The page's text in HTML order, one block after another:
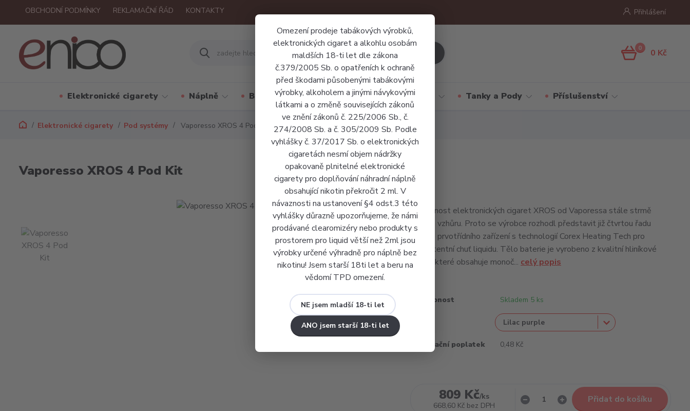
Omezení prodeje tabákových výrobků,
elektronických cigaret a alkohlu osobám
maldších 18-ti let dle zákona
č.379/2005 Sb. o opatřeních k ochraně
před škodami působenými tabákovými
výrobky, alkoholem a jinými návykovými
látkami a o změně souvisejících zákonů
ve znění zákonů č. 225/2006 Sb., č.
274/2008 Sb. a č. 305/2009 Sb. Podle
vyhlášky č. 37/2017 Sb. o elektronických
cigaretách nesmí objem nádržky
opakovaně plnitelné elektronické
cigarety pro doplňování náhradní náplně
obsahující nikotin překročit 2 ml. V
návaznosti na ustanovení §4 odst.3 této
vyhlášky důrazně upozorňujeme, že námi
prodávané clearomizéry nebo produkty s
prostorem pro liquid větší než 2ml jsou
výrobky určené výhradně pro náplně bez
nikotinu! Jsem starší 18ti let a beru na
vědomí TPD omezení.
NE jsem mladší 18-ti let
ANO jsem starší 18-ti let
OBCHODNÍ PODMÍNKY REKLAMAČNÍ ŘÁD KONTAKTY Přihlášení
0 0 Kč
Elektronické cigarety Náplně Báze a příchutě Jednorázové cigarety Tanky a Pody Příslušenství
Elektronické cigarety Pod systémy Vaporesso XROS 4 Pod Kit
Vaporesso XROS 4 Pod Kit
Oblíbenost elektronických cigaret XROS od Vaporessa stále strmě
stoupá vzhůru. Proto se výrobce rozhodl představit již čtvrtou řadu
tohoto prvotřídního zařízení s technologií Corex Heating Tech pro
konzistentní chuť liquidu. Tělo baterie je vyrobeno z kvalitní hliníkové
slitiny, které obsahuje monoč... celý popis
Dostupnost Skladem 5 ks
Recyklační poplatek 0,48 Kč
809 Kč/ks
668,60 Kč bez DPH
Přidat do košíku